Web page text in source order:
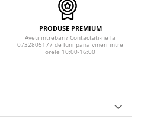
PRODUSE PREMIUM
Aveti intrebari? Contactati-ne la
0732805177 de luni pana vineri intre
orele 10:00-16:00